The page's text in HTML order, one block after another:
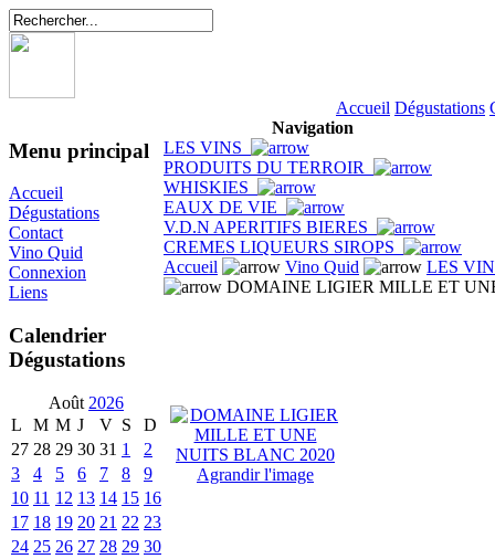
Accueil Dégustations
Menu principal
Accueil
Dégustations
Contact
Vino Quid
Connexion
Liens
Calendrier
Dégustations
Août 2026
L
M M J V S
D
27 28 29 30 31 1
2
3
4 5 6 7 8
9
10 11 12 13 14 15 16
17 18 19 20 21 22 23
24 25 26 27 28 29 30
Navigation
LES VINS
PRODUITS DU TERROIR
WHISKIES
EAUX DE VIE
V.D.N APERITIFS BIERES
CREMES LIQUEURS SIROPS
Accueil
Vino Quid
LES
DOMAINE LIGIER MILLE ET
Agrandir l'image